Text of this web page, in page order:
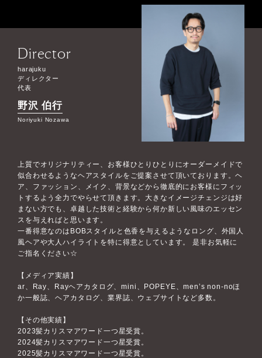
Director
harajuku
ディレクター
代表
野沢 伯行
Noriyuki Nozawa
上質でオリジナリティー、お客様ひとりひとりにオーダーメイドで
似合わせるようなヘアスタイルをご提案させて頂いております。ヘ
ア、ファッション、メイク、背景などから徹底的にお客様にフィッ
トするよう全力でやらせて頂きます。大きなイメージチェンジは好
まない方でも、卓越した技術と経験から何か新しい風味のエッセン
スを与えればと思います。
一番得意なのはBOBスタイルと色香を与えるようなロング、外国人
風ヘアや大人ハイライトを特に得意としています。 是非お気軽に
ご指名ください☆
【メディア実績】
ar、Ray、Rayヘアカタログ、mini、POPEYE、men’s non-noほ
か一般誌、ヘアカタログ、業界誌、ウェブサイトなど多数。
【その他実績】
2023髪カリスマアワード一つ星受賞。
2024髪カリスマアワード一つ星受賞。
2025髪カリスマアワード一つ星受賞。